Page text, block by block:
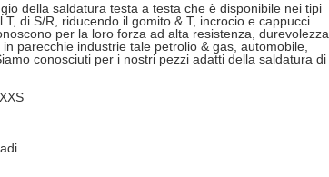
della saldatura testa a testa che è disponibile nei tipi
di S/R, riducendo il gomito & T, incrocio e cappucci.
per la loro forza ad alta resistenza, durevolezza
parecchie industrie tale petrolio & gas, automobile,
conosciuti per i nostri pezzi adatti della saldatura di